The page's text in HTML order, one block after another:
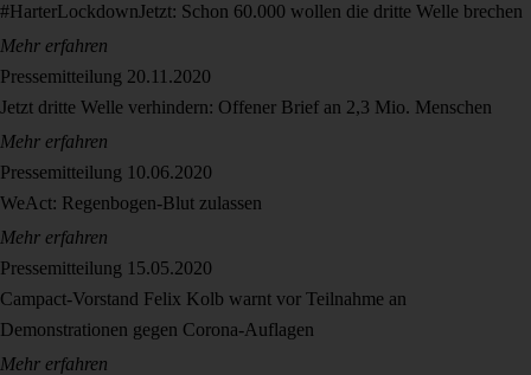
#HarterLockdownJetzt: Schon 60.000 wollen die dritte Welle brechen
Mehr erfahren
Pressemitteilung 20.11.2020
Jetzt dritte Welle verhindern: Offener Brief an 2,3 Mio. Menschen
Mehr erfahren
Pressemitteilung 10.06.2020
WeAct: Regenbogen-Blut zulassen
Mehr erfahren
Pressemitteilung 15.05.2020
Campact-Vorstand Felix Kolb warnt vor Teilnahme an
Demonstrationen gegen Corona-Auflagen
Mehr erfahren